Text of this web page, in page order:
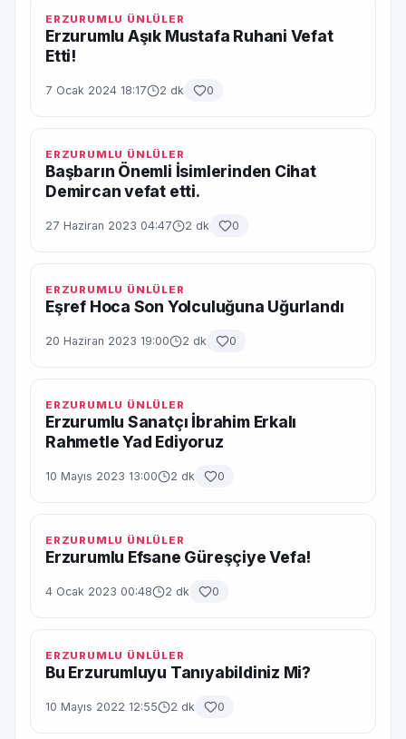
ERZURUMLU ÜNLÜLER
Erzurumlu Aşık Mustafa Ruhani Vefat
Etti!
7 Ocak 2024 18:17 2 dk 0
ERZURUMLU ÜNLÜLER
Başbarın Önemli İsimlerinden Cihat
Demircan vefat etti.
27 Haziran 2023 04:47 2 dk 0
ERZURUMLU ÜNLÜLER
Eşref Hoca Son Yolculuğuna Uğurlandı
20 Haziran 2023 19:00 2 dk 0
ERZURUMLU ÜNLÜLER
Erzurumlu Sanatçı İbrahim Erkalı
Rahmetle Yad Ediyoruz
10 Mayıs 2023 13:00 2 dk 0
ERZURUMLU ÜNLÜLER
Erzurumlu Efsane Güreşçiye Vefa!
4 Ocak 2023 00:48 2 dk 0
ERZURUMLU ÜNLÜLER
Bu Erzurumluyu Tanıyabildiniz Mi?
10 Mayıs 2022 12:55 2 dk 0